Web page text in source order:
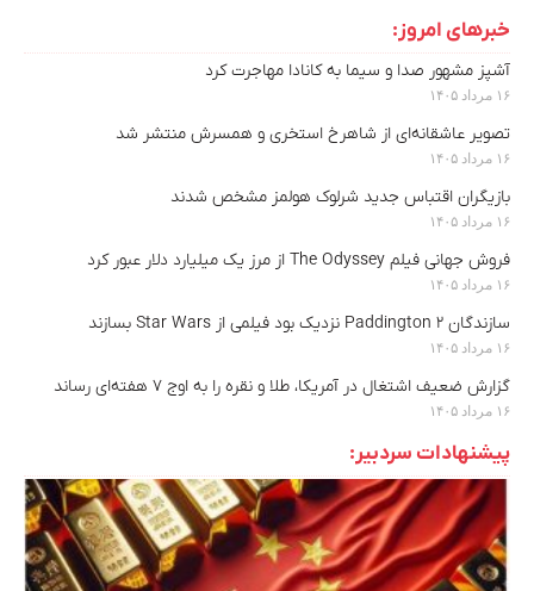
خبرهای امروز:
آشپز مشهور صدا و سیما به کانادا مهاجرت کرد
۱۶ مرداد ۱۴۰۵
تصویر عاشقانه‌ای از شاهرخ استخری و همسرش منتشر شد
۱۶ مرداد ۱۴۰۵
بازیگران اقتباس جدید شرلوک هولمز مشخص شدند
۱۶ مرداد ۱۴۰۵
فروش جهانی فیلم The Odyssey از مرز یک میلیارد دلار عبور کرد
۱۶ مرداد ۱۴۰۵
سازندگان Paddington 2 نزدیک بود فیلمی از Star Wars بسازند
۱۶ مرداد ۱۴۰۵
گزارش ضعیف اشتغال در آمریکا، طلا و نقره را به اوج ۷ هفته‌ای رساند
۱۶ مرداد ۱۴۰۵
پیشنهادات سردبیر: